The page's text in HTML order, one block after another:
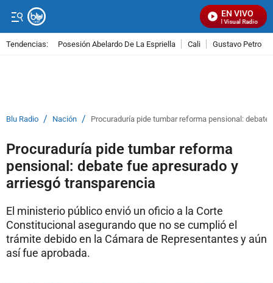
EN VIVO
Señal Visual Radio
Tendencias: Posesión Abelardo De La Espriella Cali Gustavo Petro
Blu Radio / Nación / Procuraduría pide tumbar reforma pensional:
Procuraduría pide tumbar reforma
pensional: debate fue apresurado y
arriesgó transparencia
El ministerio público envió un oficio a la Corte
Constitucional asegurando que no se cumplió el
trámite debido en la Cámara de Representantes y aún
así fue aprobada.